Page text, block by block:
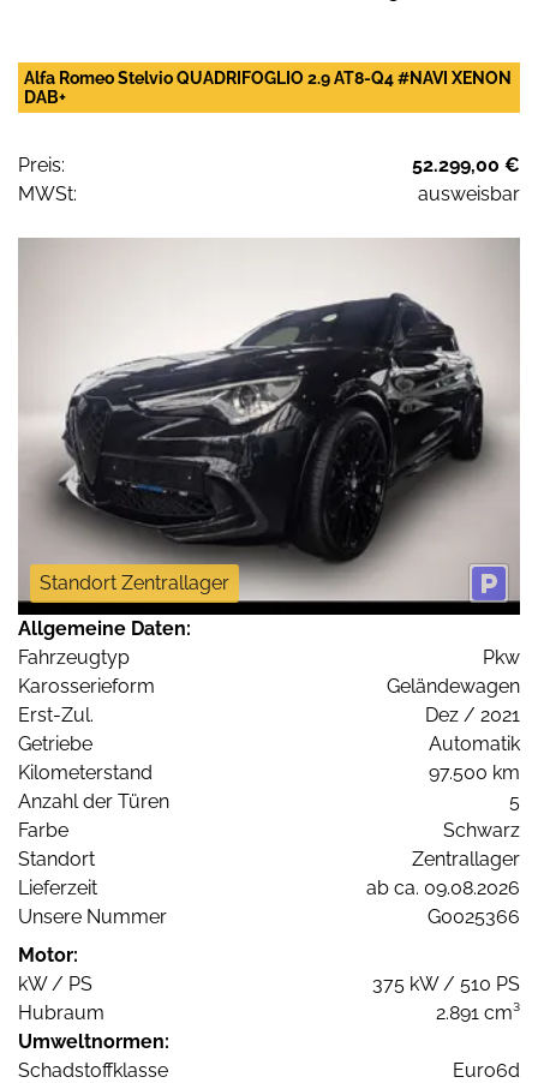
Alfa Romeo Stelvio QUADRIFOGLIO 2.9 AT8-Q4 #NAVI XENON
DAB+
Preis:
52.299,00 €
MWSt:
ausweisbar
Standort Zentrallager
Allgemeine Daten:
Fahrzeugtyp
Pkw
Karosserieform
Geländewagen
Erst-Zul.
Dez / 2021
Getriebe
Automatik
Kilometerstand
97.500 km
Anzahl der Türen
5
Farbe
Schwarz
Standort
Zentrallager
Lieferzeit
ab ca. 09.08.2026
Unsere Nummer
G0025366
Motor:
kW / PS
375 kW / 510 PS
Hubraum
2.891 cm³
Umweltnormen:
Schadstoffklasse
Euro6d